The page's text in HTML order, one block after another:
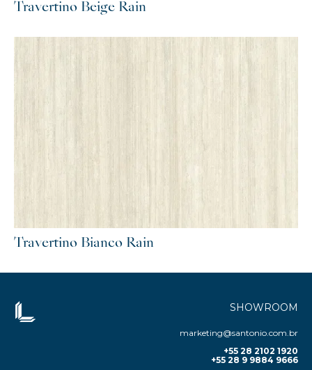
Travertino Beige Rain
Travertino Bianco Rain
SHOWROOM
marketing@santonio.com.br
+55 28 2102 1920
+55 28 9 9884 9666